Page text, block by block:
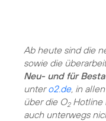
Ab heute sind die
sowie die
Neu- und für
untero2.de, in
über die O2Hotline
auch unterwegs